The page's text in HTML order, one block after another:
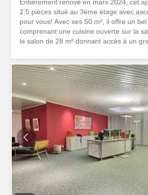
Entièrement rénové en mars 2024, cet
2.5 pièces situé au 3ème étage avec
pour vous! Avec ses 50 m², il offre un
comprenant une cuisine ouverte sur la
le salon de 28 m² donnant accès à un
places de parking sont disponibles à
chacune en sus du prix de vente.
https://envisite.net/vtour/
WZtCgn6TYzKI Cette offre de
distingue par les avantages suivants: -
2.5 pièces de 50 m² - 3ème étage avec
cuisine ouverte sur la salle à manger et
- une chambre de 13 m² - une salle de
balcon de 13 m² - une cave - deux
sus disponibles - etc., etc., etc. ...
nous pour une visite gratuite! Rien de ce
intéresse? Vous trouverez plus de 2 000
sur: www.betterhomes.ch – Le...